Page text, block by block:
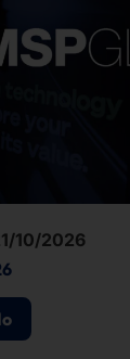
10/2026